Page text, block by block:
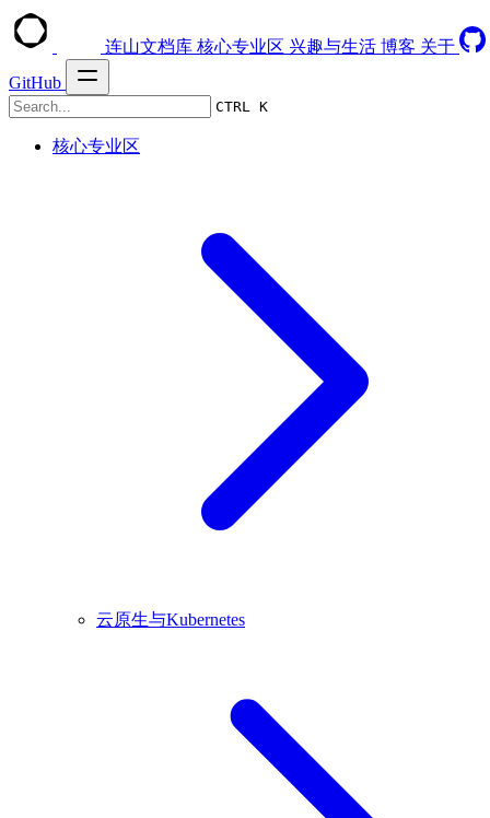
连山文档库 核心专业区 兴趣与生活 博客 关于
GitHub
CTRL K
核心专业区
云原生与Kubernetes